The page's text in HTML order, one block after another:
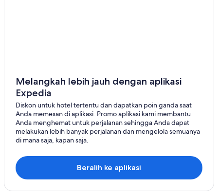
Hotel di Hauru
Hotel di Hitiaa O Te Ra
Hotel di Huahine
Hotel di Kauehi
Chalet di Kepulauan Tuamotu dan Gambier
Pousada di Kepulauan Tuamotu dan Gambier
Perumahan di Kepulauan Tuamotu dan Gambier
Melangkah lebih jauh dengan aplikasi
Expedia
Diskon untuk hotel tertentu dan dapatkan poin ganda saat
Anda memesan di aplikasi. Promo aplikasi kami membantu
Anda menghemat untuk perjalanan sehingga Anda dapat
melakukan lebih banyak perjalanan dan mengelola semuanya
di mana saja, kapan saja.
Beralih ke aplikasi